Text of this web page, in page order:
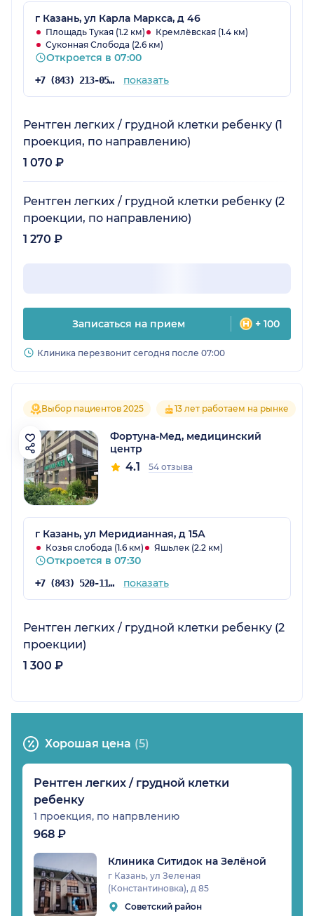
г Казань, ул Карла Маркса, д 46
Площадь Тукая (1.2 км)
Кремлёвская (1.4 км)
Суконная Слобода (2.6 км)
Откроется в 07:00
+7 (843) 213-05-65 показать
Рентген легких / грудной клетки ребенку (1
проекция, по направлению)
1 070 ₽
Рентген легких / грудной клетки ребенку (2
проекции, по направлению)
1 270 ₽
Записаться на прием + 100
Клиника перезвонит сегодня после 07:00
Выбор пациентов 2025 13 лет работаем на рынке
Фортуна-Мед, медицинский
центр
4.1 54 отзыва
г Казань, ул Меридианная, д 15А
Козья слобода (1.6 км) Яшьлек (2.2 км)
Откроется в 07:30
+7 (843) 520-11-84 показать
Рентген легких / грудной клетки ребенку (2
проекции)
1 300 ₽
Хорошая цена (5)
Рентген легких / грудной клетки
ребенку
1 проекция, по напрвлению
968 ₽
Клиника Ситидок на Зелёной
г Казань, ул Зеленая
(Константиновка), д 85
Советский район